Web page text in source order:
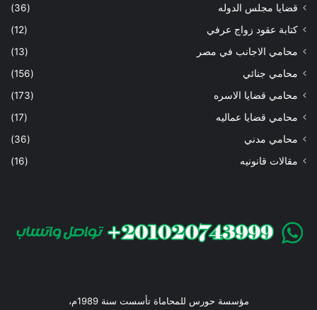
قضايا مجلس الدوله
(36)
كتابة عقود زواج عرفي
(12)
محامي الاجانب في مصر
(13)
محامي جنائي
(156)
محامي قضايا الاسره
(173)
محامي قضايا عماليه
(17)
محامي مدني
(36)
مقالات قانونيه
(16)
مؤسسة حورس للمحاماة تأسست سنة 1989م،